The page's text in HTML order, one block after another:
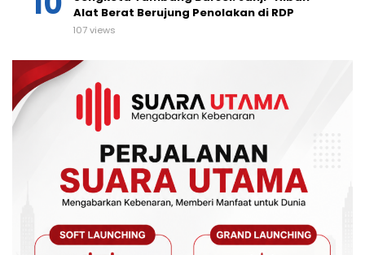
Sengketa Tambang Barsel: Janji “Hibah”
Alat Berat Berujung Penolakan di RDP